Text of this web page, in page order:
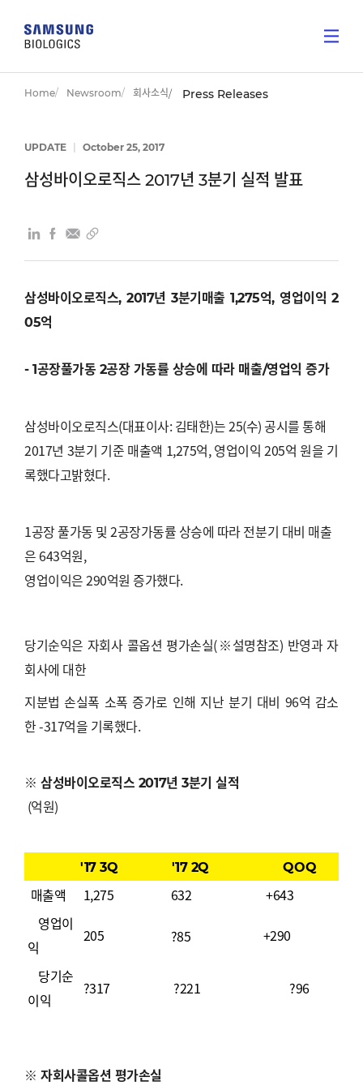
Home Newsroom 회사소식 Press Releases
UPDATE October 25, 2017
삼성바이오로직스 2017년 3분기 실적 발표
삼성바이오로직스, 2017년 3분기매출 1,275억, 영업이익 2
05억
- 1공장풀가동 2공장 가동률 상승에 따라 매출/영업익 증가
삼성바이오로직스(대표이사:김태한)는25(수)공시를 통해
2017년 3분기 기준 매출액 1,275억,영업이익 205억 원을 기
록했다고밝혔다.
1공장 풀가동 및 2공장가동률 상승에 따라 전분기 대비 매출
은 643억원,
영업이익은290억원 증가했다.
당기순익은 자회사 콜옵션 평가손실(※설명참조) 반영과 자
회사에 대한
지분법 손실폭 소폭 증가로 인해 지난 분기 대비 96억 감소
한-317억을 기록했다.
※ 삼성바이오로직스 2017년 3분기 실적
(억원)
'17 3Q '17 2Q QOQ
매출액 1,275 632
+643
영업이
익
205 ?85 +290
당기순
이익
?317 ?221 ?96
※ 자회사콜옵션 평가손실